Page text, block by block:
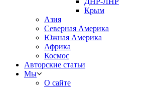
Крым
Азия
Северная Америка
Южная Америка
Африка
Космос
Авторские статьи
Мы
О сайте